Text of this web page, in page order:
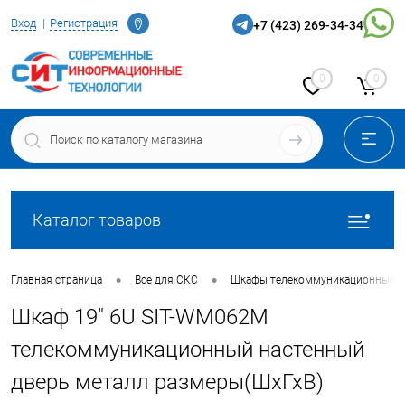
Вход Регистрация
Определение +7 (423) 269-34-34
0 0
Каталог товаров
Главная страница • Все для СКС • Шкафы телекоммуникационные
Шкаф 19" 6U SIT-WM062M
телекоммуникационный настенный
дверь металл размеры(ШхГхВ)